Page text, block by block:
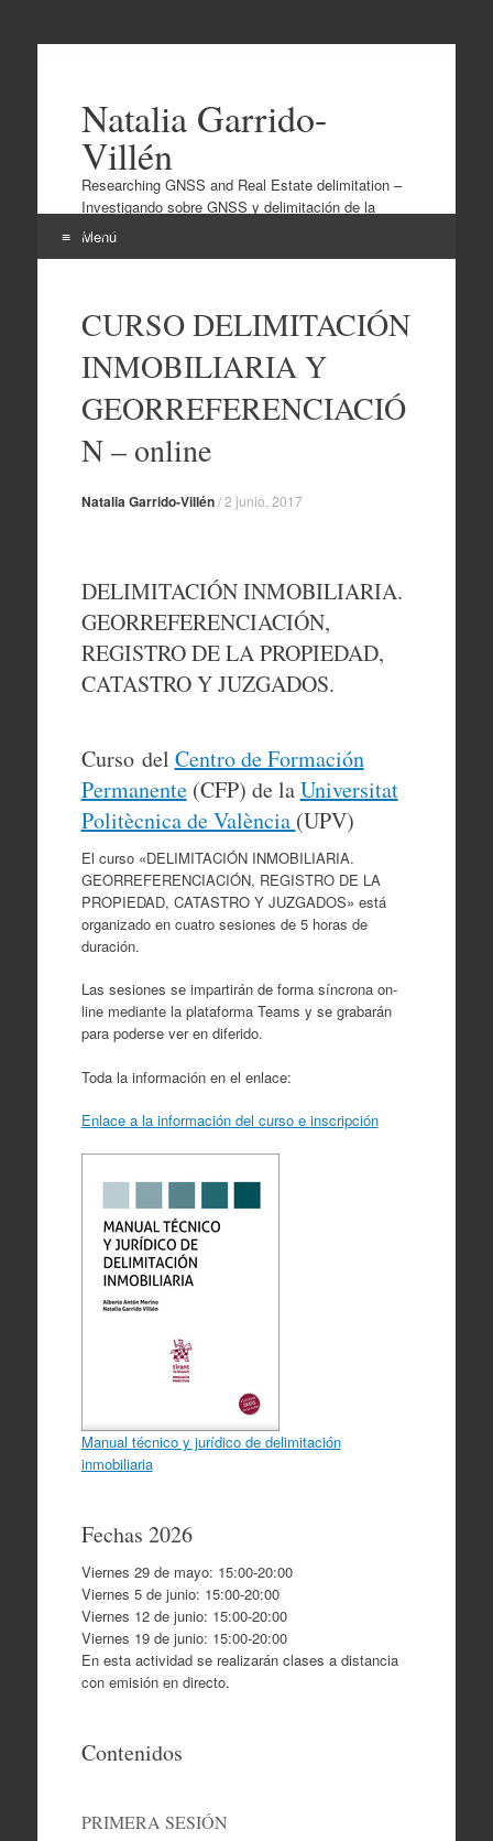
Natalia Garrido-
Villén
Researching GNSS and Real Estate delimitation –
Investigando sobre GNSS y delimitación de la
propiedad
Menú
contenidoCURSO DELIMITACIÓN
INMOBILIARIA Y
GEORREFERENCIACIÓ
N – online
Natalia Garrido-Villén/2 junio, 2017
DELIMITACIÓN INMOBILIARIA.
GEORREFERENCIACIÓN,
REGISTRO DE LA PROPIEDAD,
CATASTRO Y JUZGADOS.
Curso del Centro de Formación
Permanente(CFP) de laUniversitat
Politècnica de València (UPV)
El curso «DELIMITACIÓN INMOBILIARIA.
GEORREFERENCIACIÓN, REGISTRO DE LA
PROPIEDAD, CATASTRO Y JUZGADOS» está
organizado en cuatro sesiones de 5 horas de
duración.
Las sesiones se impartirán de forma síncrona on-
line mediante la plataforma Teams y se grabarán
para poderse ver en diferido.
Toda la información en el enlace:
Enlace a la información del curso e inscripción
Manual técnico y jurídico de delimitación
inmobiliaria
Fechas 2026
Viernes 29 de mayo: 15:00-20:00
Viernes 5 de junio: 15:00-20:00
Viernes 12 de junio: 15:00-20:00
Viernes 19 de junio: 15:00-20:00
En esta actividad se realizarán clases a distancia
con emisión en directo.
Contenidos
PRIMERA SESIÓN